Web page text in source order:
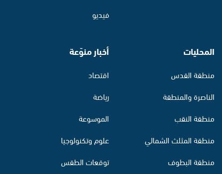
فيديو
المحليات
منطقة القدس
الناصرة والمنطقة
منطقة النقب
منطقة المثلث الشمالي
منطقة البطوف
أخبار منوّعة
اقتصاد
رياضة
الموسوعة
علوم وتكنولوجيا
توقعات الطقس